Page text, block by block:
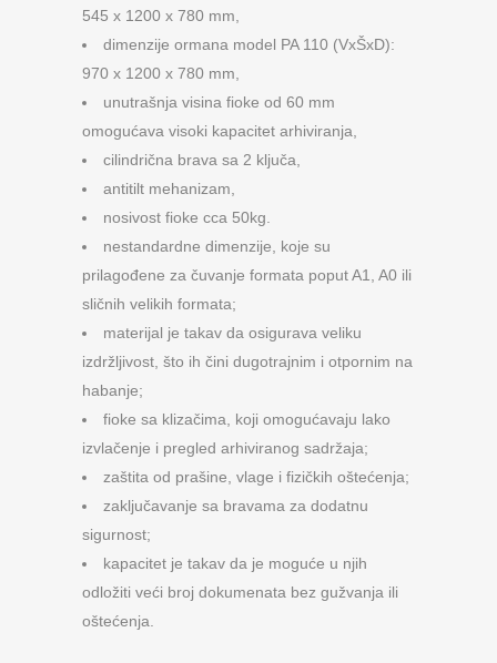
545 x 1200 x 780 mm,
dimenzije ormana model PA 110 (VxŠxD):
970 x 1200 x 780 mm,
unutrašnja visina fioke od 60 mm
omogućava visoki kapacitet arhiviranja,
cilindrična brava sa 2 ključa,
antitilt mehanizam,
nosivost fioke cca 50kg.
nestandardne dimenzije, koje su
prilagođene za čuvanje formata poput A1, A0 ili
sličnih velikih formata;
materijal je takav da osigurava veliku
izdržljivost, što ih čini dugotrajnim i otpornim na
habanje;
fioke sa klizačima, koji omogućavaju lako
izvlačenje i pregled arhiviranog sadržaja;
zaštita od prašine, vlage i fizičkih oštećenja;
zaključavanje sa bravama za dodatnu
sigurnost;
kapacitet je takav da je moguće u njih
odložiti veći broj dokumenata bez gužvanja ili
oštećenja.